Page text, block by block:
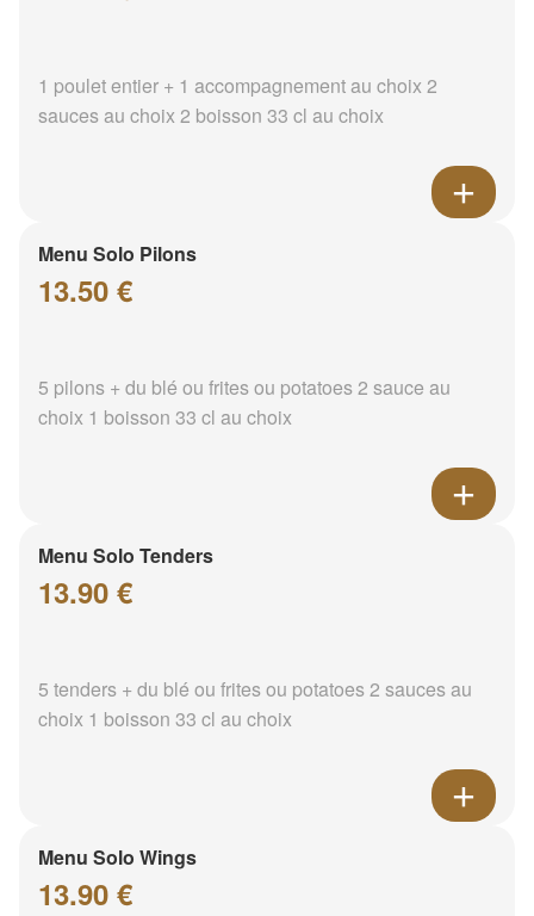
1 poulet entier + 1 accompagnement au choix 2
sauces au choix 2 boisson 33 cl au choix
Menu Solo Pilons
13.50 €
5 pilons + du blé ou frites ou potatoes 2 sauce au
choix 1 boisson 33 cl au choix
Menu Solo Tenders
13.90 €
5 tenders + du blé ou frites ou potatoes 2 sauces au
choix 1 boisson 33 cl au choix
Menu Solo Wings
13.90 €